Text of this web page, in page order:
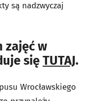
są nadzwyczaj
zajęć w
sięTUTAJ.
Wrocławskiego